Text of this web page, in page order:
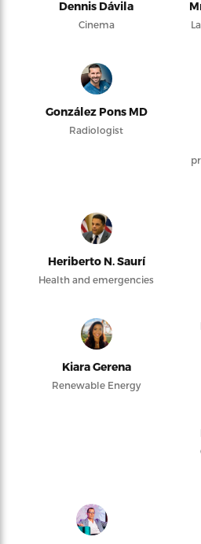
Dennis Dávila
Cinema
González Pons MD
Radiologist
Heriberto N. Saurí
Health and emergencies
Kiara Gerena
Renewable Energy